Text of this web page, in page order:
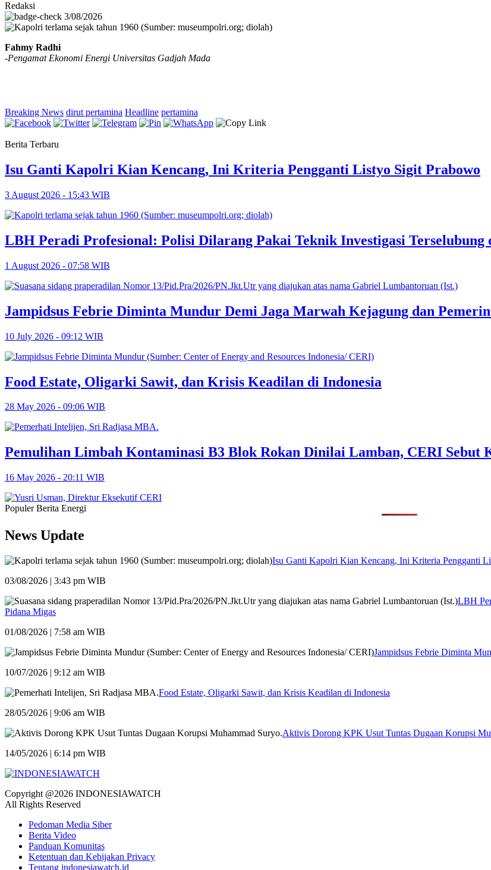
Redaksi
3/08/2026
Fahmy Radhi
-Pengamat Ekonomi Energi Universitas Gadjah Mada
Breaking News dirut pertamina Headline pertamina
Berita Terbaru
Isu Ganti Kapolri Kian Kencang, Ini Kriteria Pengganti Listyo Sigit Prabowo
3 August 2026 - 15:43 WIB
LBH Peradi Profesional: Polisi Dilarang Pakai Teknik Investigasi
1 August 2026 - 07:58 WIB
Jampidsus Febrie Diminta Mundur Demi Jaga Marwah Kejagung dan
10 July 2026 - 09:12 WIB
Food Estate, Oligarki Sawit, dan Krisis Keadilan di Indonesia
28 May 2026 - 09:06 WIB
Pemulihan Limbah Kontaminasi B3 Blok Rokan Dinilai Lamban, CERI Sebut
16 May 2026 - 20:11 WIB
Populer Berita Energi
News Update
Isu Ganti Kapolri Kian Kencang, Ini Kriteria Pengganti
03/08/2026 | 3:43 pm WIB
LBH
Pidana Migas
01/08/2026 | 7:58 am WIB
Jampidsus Febrie Diminta
10/07/2026 | 9:12 am WIB
Food Estate, Oligarki Sawit, dan Krisis Keadilan di Indonesia
28/05/2026 | 9:06 am WIB
Aktivis Dorong KPK Usut Tuntas Dugaan Korupsi
14/05/2026 | 6:14 pm WIB
Copyright @2026 INDONESIAWATCH
All Rights Reserved
Pedoman Media Siber
Berita Video
Panduan Komunitas
Ketentuan dan Kebijakan Privacy
Tentang indonesiawatch.id